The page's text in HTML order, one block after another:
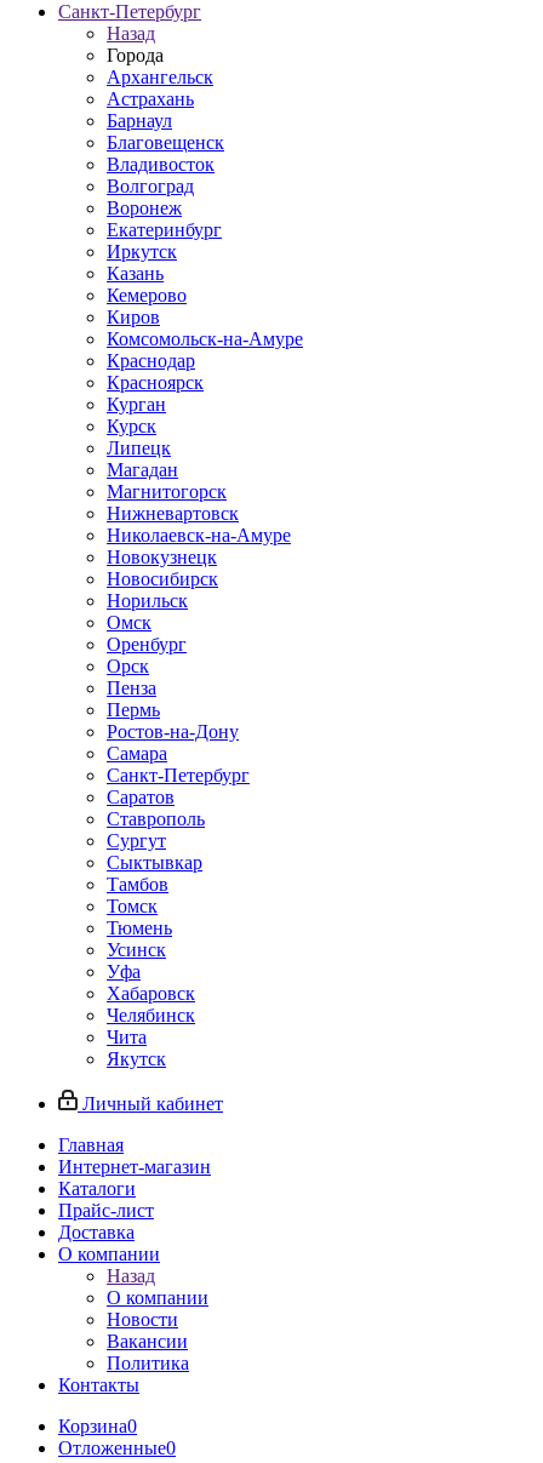
Санкт-Петербург
Назад
Города
Архангельск
Астрахань
Барнаул
Благовещенск
Владивосток
Волгоград
Воронеж
Екатеринбург
Иркутск
Казань
Кемерово
Киров
Комсомольск-на-Амуре
Краснодар
Красноярск
Курган
Курск
Липецк
Магадан
Магнитогорск
Нижневартовск
Николаевск-на-Амуре
Новокузнецк
Новосибирск
Норильск
Омск
Оренбург
Орск
Пенза
Пермь
Ростов-на-Дону
Самара
Санкт-Петербург
Саратов
Ставрополь
Сургут
Сыктывкар
Тамбов
Томск
Тюмень
Усинск
Уфа
Хабаровск
Челябинск
Чита
Якутск
Личный кабинет
Главная
Интернет-магазин
Каталоги
Прайс-лист
Доставка
О компании
Назад
О компании
Новости
Вакансии
Политика
Контакты
Корзина0
Отложенные0